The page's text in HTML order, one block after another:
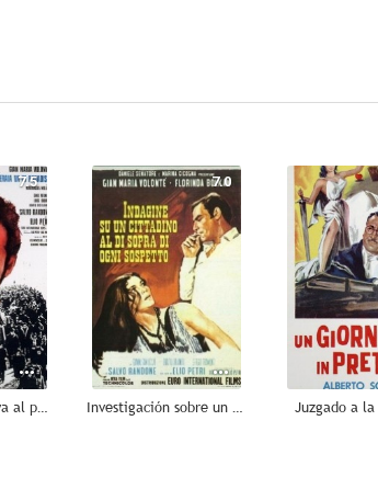
7.5
La clase obrera va al paraíso
7.0
Investigación sobre un ciudadano libre de toda sospecha Juzgado a